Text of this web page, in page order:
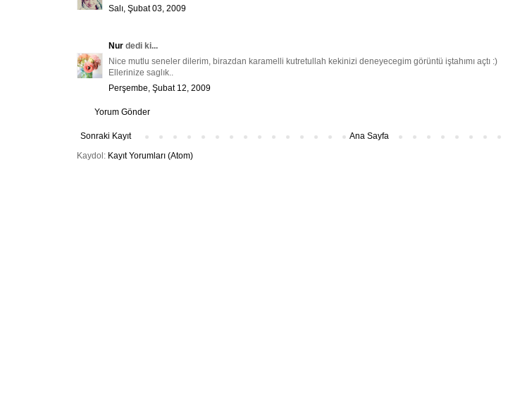
Salı, Şubat 03, 2009
Nur dedi ki...
Nice mutlu seneler dilerim, birazdan karamelli kutretullah kekinizi deneyecegim görüntü iştahımı açtı :)
Ellerinize saglık..
Perşembe, Şubat 12, 2009
Yorum Gönder
Sonraki Kayıt
Ana Sayfa
Kaydol: Kayıt Yorumları (Atom)